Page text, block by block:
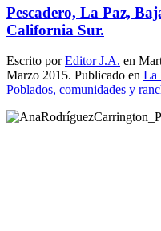
Pescadero, La Paz,
California Sur.
Escrito porEditor J.A. en
Marzo 2015. Publicado en La
Poblados, comunidades y